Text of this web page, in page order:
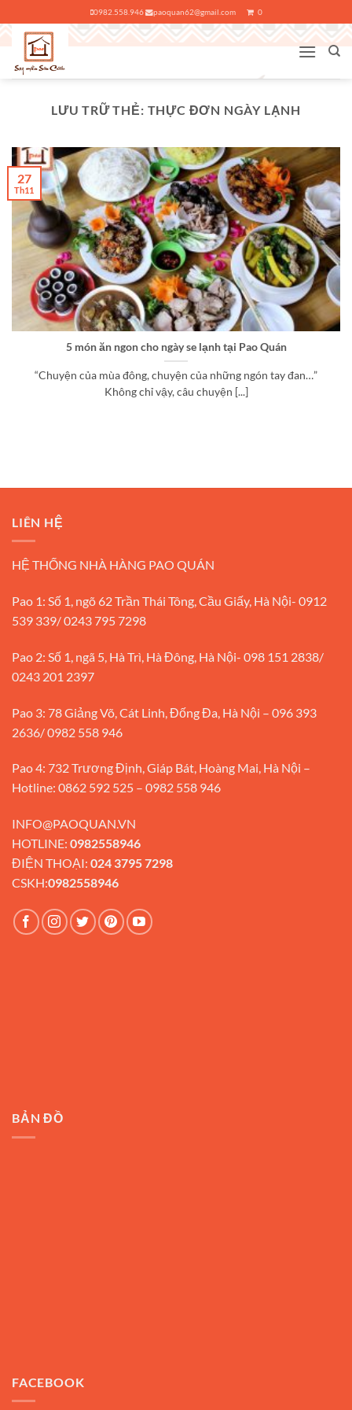
qua
nội
dung
0982.558.946 paoquan62@gmail.com 0
LƯU TRỮ THẺ: THỰC ĐƠN NGÀY LẠNH
5 món ăn ngon cho ngày se lạnh tại Pao Quán
“Chuyện của mùa đông, chuyện của những ngón tay đan…”
Không chỉ vậy, câu chuyện [...]
27
Th11
LIÊN HỆ
HỆ THỐNG NHÀ HÀNG PAO QUÁN
Pao 1: Số 1, ngõ 62 Trần Thái Tông, Cầu Giấy, Hà Nội- 0912
539 339/ 0243 795 7298
Pao 2: Số 1, ngã 5, Hà Trì, Hà Đông, Hà Nội- 098 151 2838/
0243 201 2397
Pao 3: 78 Giảng Võ, Cát Linh, Đống Đa, Hà Nội – 096 393
2636/ 0982 558 946
Pao 4: 732 Trương Định, Giáp Bát, Hoàng Mai, Hà Nội –
Hotline: 0862 592 525 – 0982 558 946
INFO@PAOQUAN.VN
HOTLINE: 0982558946
ĐIỆN THOẠI: 024 3795 7298
CSKH:0982558946
BẢN ĐỒ
FACEBOOK